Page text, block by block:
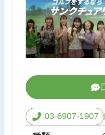
03-6907-1907